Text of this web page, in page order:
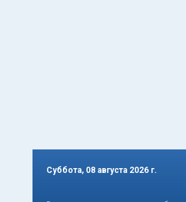
Суббота, 08 августа 2026 г.